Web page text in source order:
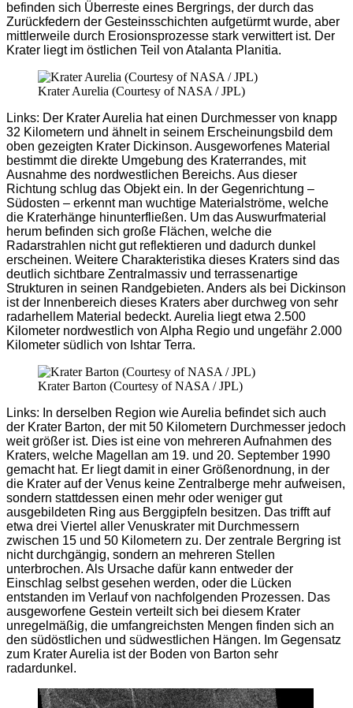
befinden sich Überreste eines Bergrings, der durch das
Zurückfedern der Gesteinsschichten aufgetürmt wurde, aber
mittlerweile durch Erosionsprozesse stark verwittert ist. Der
Krater liegt im östlichen Teil von Atalanta Planitia.
Krater Aurelia (Courtesy of NASA / JPL)
Links: Der Krater Aurelia hat einen Durchmesser von knapp
32 Kilometern und ähnelt in seinem Erscheinungsbild dem
oben gezeigten Krater Dickinson. Ausgeworfenes Material
bestimmt die direkte Umgebung des Kraterrandes, mit
Ausnahme des nordwestlichen Bereichs. Aus dieser
Richtung schlug das Objekt ein. In der Gegenrichtung –
Südosten – erkennt man wuchtige Materialströme, welche
die Kraterhänge hinunterfließen. Um das Auswurfmaterial
herum befinden sich große Flächen, welche die
Radarstrahlen nicht gut reflektieren und dadurch dunkel
erscheinen. Weitere Charakteristika dieses Kraters sind das
deutlich sichtbare Zentralmassiv und terrassenartige
Strukturen in seinen Randgebieten. Anders als bei Dickinson
ist der Innenbereich dieses Kraters aber durchweg von sehr
radarhellem Material bedeckt. Aurelia liegt etwa 2.500
Kilometer nordwestlich von Alpha Regio und ungefähr 2.000
Kilometer südlich von Ishtar Terra.
Krater Barton (Courtesy of NASA / JPL)
Links: In derselben Region wie Aurelia befindet sich auch
der Krater Barton, der mit 50 Kilometern Durchmesser jedoch
weit größer ist. Dies ist eine von mehreren Aufnahmen des
Kraters, welche Magellan am 19. und 20. September 1990
gemacht hat. Er liegt damit in einer Größenordnung, in der
die Krater auf der Venus keine Zentralberge mehr aufweisen,
sondern stattdessen einen mehr oder weniger gut
ausgebildeten Ring aus Berggipfeln besitzen. Das trifft auf
etwa drei Viertel aller Venuskrater mit Durchmessern
zwischen 15 und 50 Kilometern zu. Der zentrale Bergring ist
nicht durchgängig, sondern an mehreren Stellen
unterbrochen. Als Ursache dafür kann entweder der
Einschlag selbst gesehen werden, oder die Lücken
entstanden im Verlauf von nachfolgenden Prozessen. Das
ausgeworfene Gestein verteilt sich bei diesem Krater
unregelmäßig, die umfangreichsten Mengen finden sich an
den südöstlichen und südwestlichen Hängen. Im Gegensatz
zum Krater Aurelia ist der Boden von Barton sehr
radardunkel.